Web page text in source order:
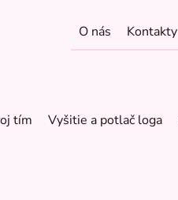
O nás Kontakty
tím Vyšitie a potlač loga